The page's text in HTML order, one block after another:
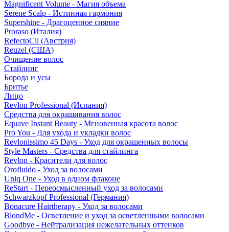
Magnificent Volume - Магия объема
Serene Scalp - Истинная гармония
Supershine - Драгоценное сияние
Proraso (Италия)
RefectoCil (Австрия)
Reuzel (США)
Очищение волос
Стайлинг
Борода и усы
Бритье
Лицо
Revlon Professional (Испания)
Средства для окрашивания волос
Equave Instant Beauty - Мгновенная красота волос
Pro You - Для ухода и укладки волос
Revlonissimo 45 Days - Уход для окрашенных волосы
Style Masters - Средства для стайлинга
Revlon - Красители для волос
Orofluido - Уход за волосами
Uniq One - Уход в одном флаконе
ReStart - Переосмысленный уход за волосами
Schwarzkopf Professional (Германия)
Bonacure Hairtherapy - Уход за волосами
BlondMe - Осветление и уход за осветленными волосами
Goodbye - Нейтрализация нежелательных оттенков